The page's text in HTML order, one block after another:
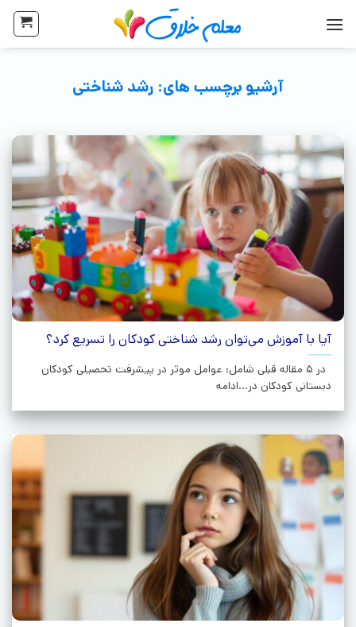
آرشیو برچسب های: رشد شناختی
آیا با آموزش می‌توان رشد شناختی کودکان را تسریع کرد؟
در 5 مقاله قبلی شامل: عوامل موثر در پیشرفت تحصیلی کودکان
دبستانی کودکان در...ادامه